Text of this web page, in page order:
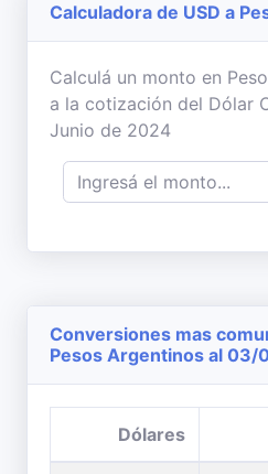
Calculadora de USD a
Calculá un monto en
a la cotización del Dólar
Junio de 2024
Conversiones mas
Pesos Argentinos al 03/
Dólares